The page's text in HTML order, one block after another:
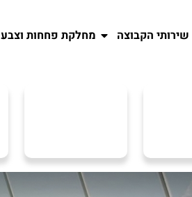
שירותי הקבוצה מחלקת פחחות וצבע